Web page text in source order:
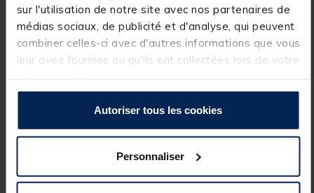
sur l'utilisation de notre site avec nos partenaires de
médias sociaux, de publicité et d'analyse, qui peuvent
combiner celles-ci avec d'autres informations que vous
leur avez fournies ou qu'ils ont collectées lors de votre
Autoriser tous les cookies
Personnaliser
Détails